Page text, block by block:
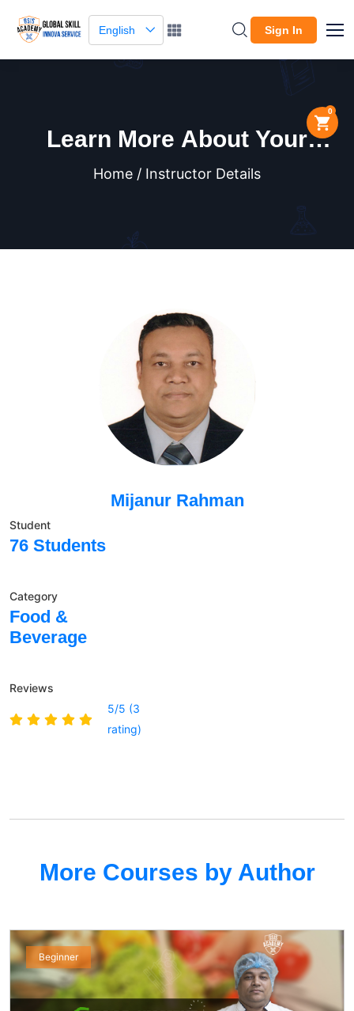
English Sign In
0
Learn More About Your
Instructor
Home / Instructor Details
Mijanur Rahman
Student
76 Students
Category
Food &
Beverage
Reviews
5/5 (3
rating)
More Courses by Author
Beginner